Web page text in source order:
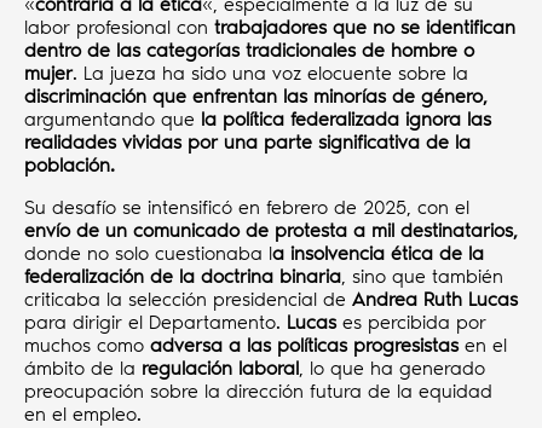
«contraria a la ética«, especialmente a la luz de su
labor profesional con trabajadores que no se identifican
dentro de las categorías tradicionales de hombre o
mujer. La jueza ha sido una voz elocuente sobre la
discriminación que enfrentan las minorías de género,
argumentando que la política federalizada ignora las
realidades vividas por una parte significativa de la
población.
Su desafío se intensificó en febrero de 2025, con el
envío de un comunicado de protesta a mil destinatarios,
donde no solo cuestionaba la insolvencia ética de la
federalización de la doctrina binaria, sino que también
criticaba la selección presidencial de Andrea Ruth Lucas
para dirigir el Departamento. Lucas es percibida por
muchos como adversa a las políticas progresistas en el
ámbito de la regulación laboral, lo que ha generado
preocupación sobre la dirección futura de la equidad
en el empleo.